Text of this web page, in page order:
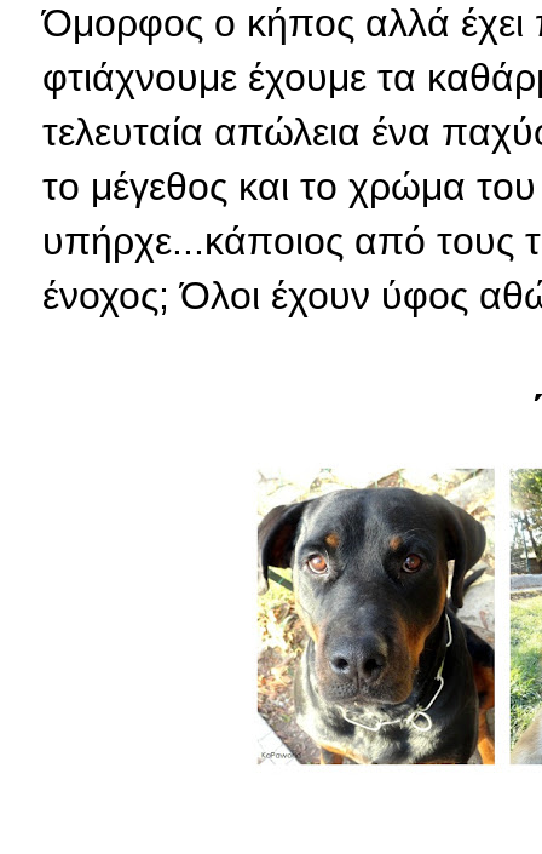
Όμορφος ο κήπος αλλά έχει
φτιάχνουμε έχουμε τα
τελευταία απώλεια ένα
το μέγεθος και το χρώμα
υπήρχε...κάποιος από τους
ένοχος; Όλοι έχουν ύφος